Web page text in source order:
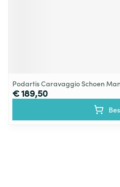
Podartis Caravaggio Schoen
€ 189,50